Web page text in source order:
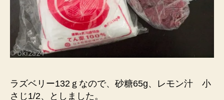
ラズベリー132ｇなので、砂糖65g、レモン汁 小
さじ1/2、としました。